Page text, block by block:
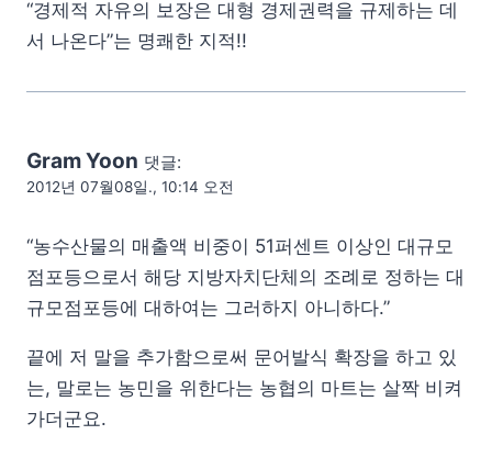
“경제적 자유의 보장은 대형 경제권력을 규제하는 데
서 나온다”는 명쾌한 지적!!
Gram Yoon 댓글:
2012년 07월08일., 10:14 오전
“농수산물의 매출액 비중이 51퍼센트 이상인 대규모
점포등으로서 해당 지방자치단체의 조례로 정하는 대
규모점포등에 대하여는 그러하지 아니하다.”
끝에 저 말을 추가함으로써 문어발식 확장을 하고 있
는, 말로는 농민을 위한다는 농협의 마트는 살짝 비켜
가더군요.